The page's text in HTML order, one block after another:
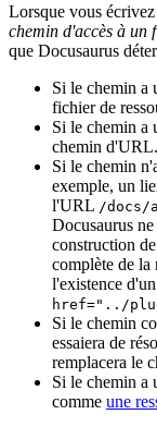
Lorsque vous
chemin d'accès à un
que Docusaurus
Si le chemin a
fichier de
Si le chemin a
chemin d'URL.
Si le chemin
exemple, un
l'URL /docs/
Docusaurus ne
construction
complète de la
l'existence
href="../
Si le chemin
essaiera de
remplacera le
Si le chemin a
comme une